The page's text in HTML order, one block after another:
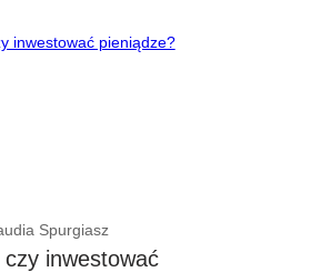
Spurgiasz
inwestować